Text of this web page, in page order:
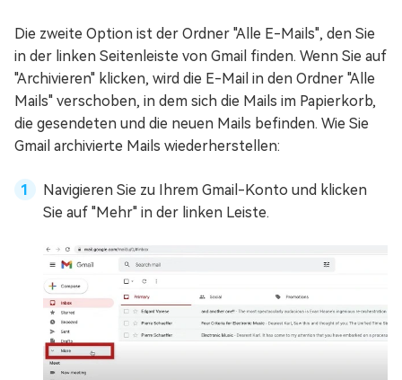
Die zweite Option ist der Ordner "Alle E-Mails", den Sie
in der linken Seitenleiste von Gmail finden. Wenn Sie auf
"Archivieren" klicken, wird die E-Mail in den Ordner "Alle
Mails" verschoben, in dem sich die Mails im Papierkorb,
die gesendeten und die neuen Mails befinden. Wie Sie
Gmail archivierte Mails wiederherstellen:
Navigieren Sie zu Ihrem Gmail-Konto und klicken
Sie auf "Mehr" in der linken Leiste.